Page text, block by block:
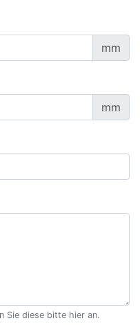
mm
mm
Sie diese bitte hier an.